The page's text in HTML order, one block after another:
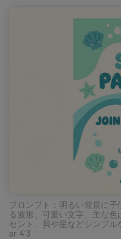
プロンプト：明るい背景に
る波形、可愛い文字、主な
セント、貝や星などシンプ
ar 4:3